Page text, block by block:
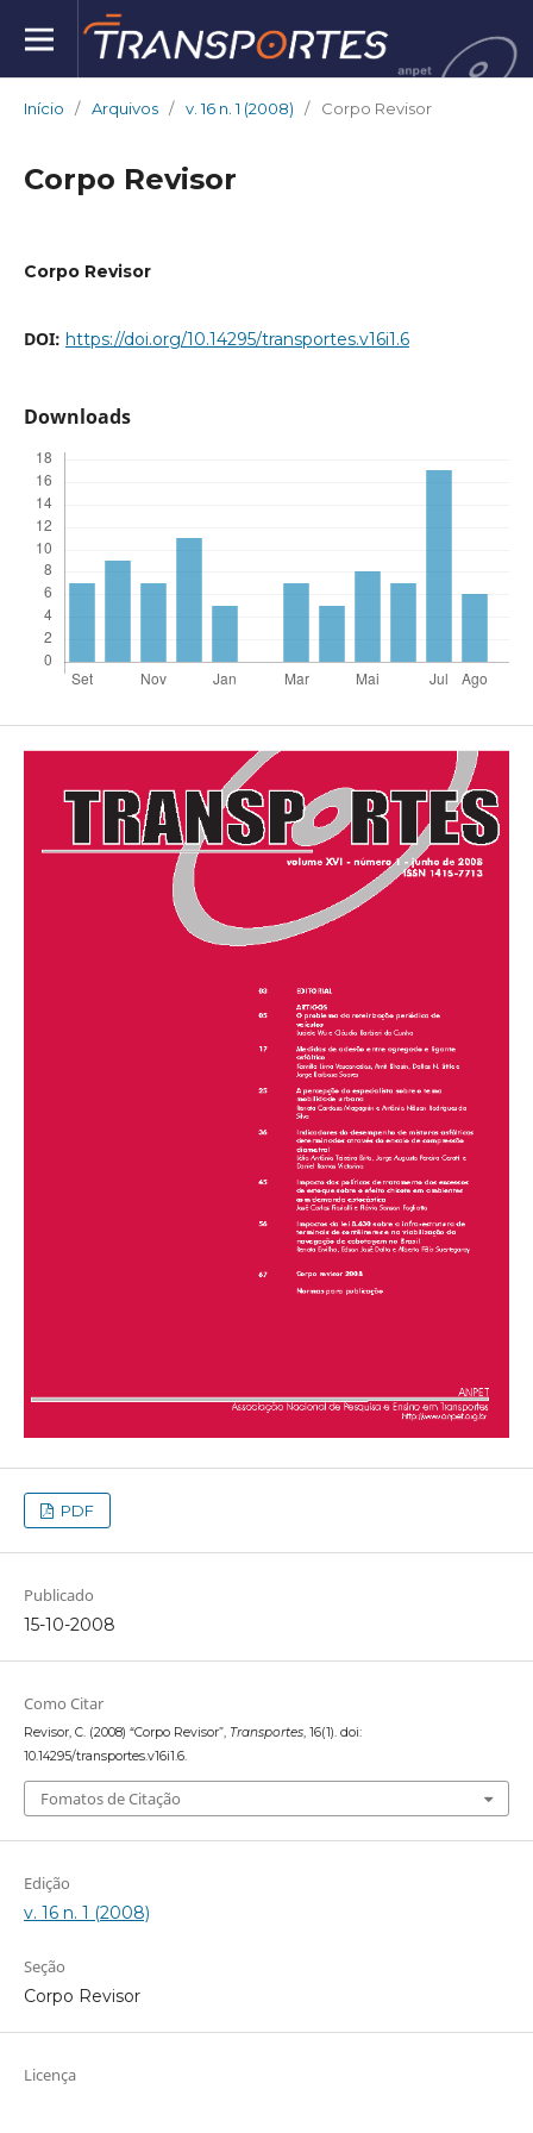
Início / Arquivos / v. 16 n. 1 (2008) / Corpo Revisor
Corpo Revisor
Corpo Revisor
DOI: https://doi.org/10.14295/transportes.v16i1.6
Downloads
PDF
Publicado
15-10-2008
Como Citar
Revisor, C. (2008) “Corpo Revisor”, Transportes, 16(1). doi:
10.14295/transportes.v16i1.6.
Fomatos de Citação
Edição
v. 16 n. 1 (2008)
Seção
Corpo Revisor
Licença